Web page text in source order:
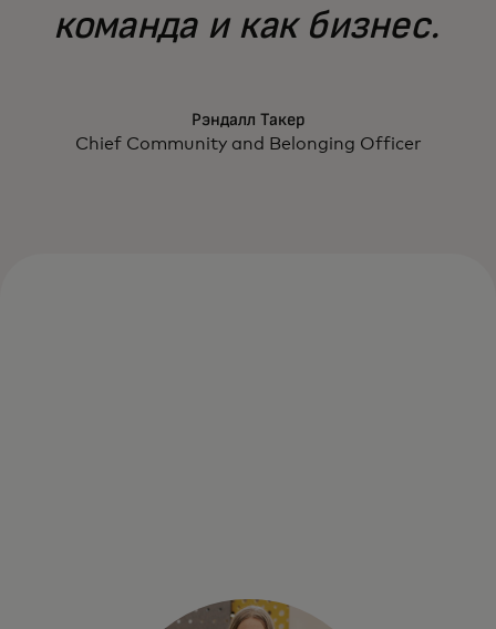
команда и как бизнес.
Рэндалл Такер
Chief Community and Belonging Officer